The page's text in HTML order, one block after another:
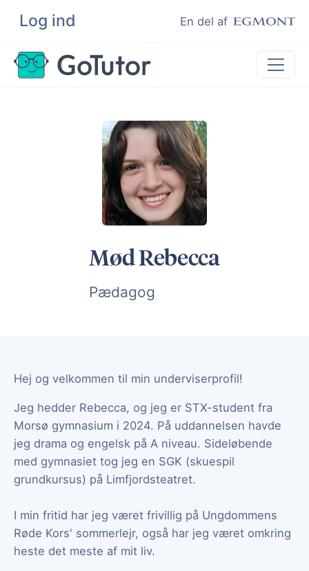
Log ind En del af
Søg
Lektiehjælp
Eksamenshjælp
Hjælp til ordblinde
Kundeudtalelser
Undervisere
Mød Rebecca
Pædagog
Hej og velkommen til min underviserprofil!
Jeg hedder Rebecca, og jeg er STX-student fra
Morsø gymnasium i 2024. På uddannelsen havde
jeg drama og engelsk på A niveau. Sideløbende
med gymnasiet tog jeg en SGK (skuespil
grundkursus) på Limfjordsteatret.
I min fritid har jeg været frivillig på Ungdommens
Røde Kors' sommerlejr, også har jeg været omkring
heste det meste af mit liv.